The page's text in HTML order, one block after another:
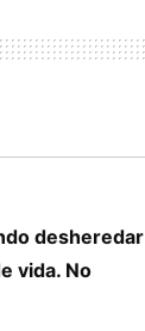
desheredar
vida. No